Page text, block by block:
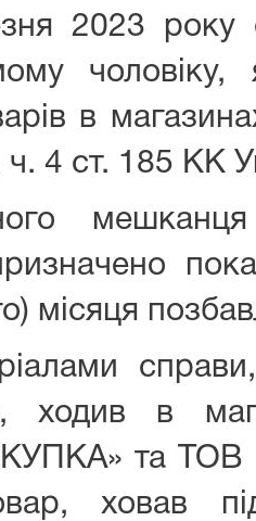
2023 року
чоловіку,
в
ч. 4 ст. 185 КК
мешканця
місяця
справи,
ходив в
та
ховав